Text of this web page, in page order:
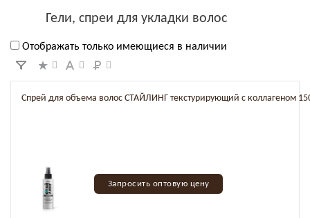
Гели, спреи для укладки волос
Отображать только имеющиеся в наличии
Спрей для объема волос СТАЙЛИНГ текстурирующий с коллагеном
Запросить оптовую цену